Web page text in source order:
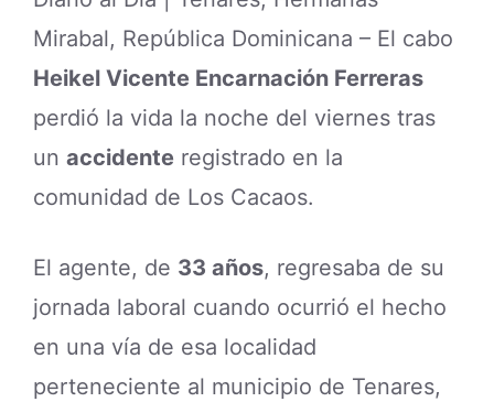
Mirabal, República Dominicana – El cabo
Heikel Vicente Encarnación Ferreras
perdió la vida la noche del viernes tras
un accidente registrado en la
comunidad de Los Cacaos.
El agente, de 33 años, regresaba de su
jornada laboral cuando ocurrió el hecho
en una vía de esa localidad
perteneciente al municipio de Tenares,